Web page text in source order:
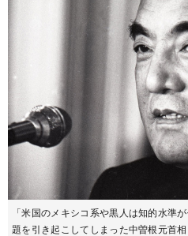
「米国のメキシコ系や黒人は知的水準
題を引き起こしてしまった中曽根元首